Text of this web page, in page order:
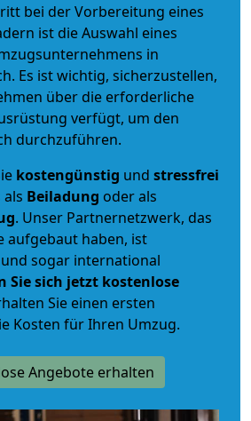
bei der Vorbereitung eines
ist die Auswahl eines
in
Es ist wichtig, sicherzustellen,
über die erforderliche
verfügt, um den
durchzuführen.
kostengünstig und stressfrei
als Beiladung oder als
. Unser Partnernetzwerk, das
aufgebaut haben, ist
sogar international
Sie sich jetzt kostenlose
Sie einen ersten
Kosten für Ihren Umzug.
Angebote erhalten